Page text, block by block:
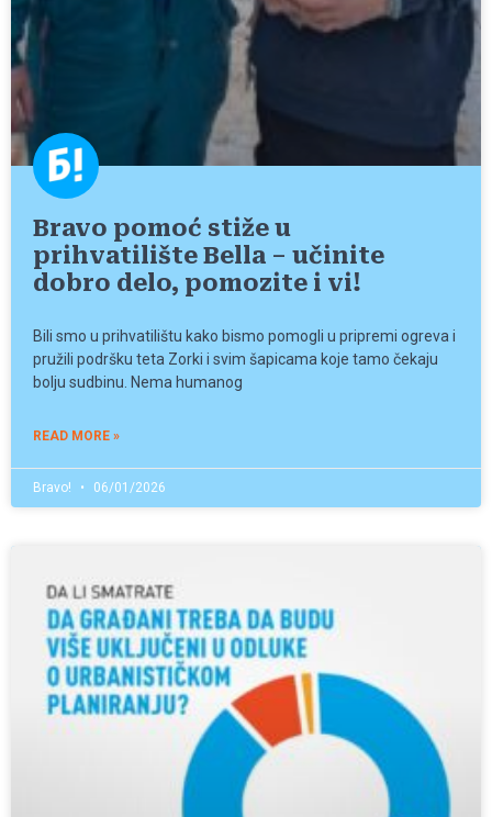
Bravo pomoć stiže u
prihvatilište Bella – učinite
dobro delo, pomozite i vi!
Bili smo u prihvatilištu kako bismo pomogli u pripremi ogreva i
pružili podršku teta Zorki i svim šapicama koje tamo čekaju
bolju sudbinu. Nema humanog
READ MORE »
Bravo! 06/01/2026